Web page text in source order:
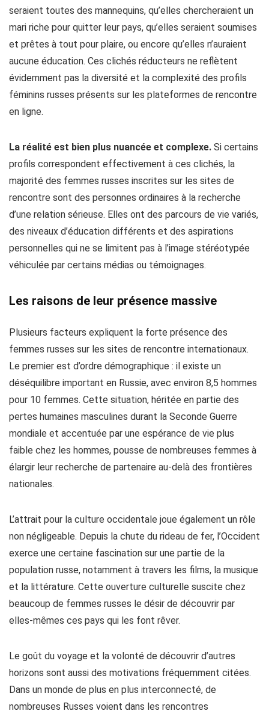
seraient toutes des mannequins, qu’elles chercheraient un
mari riche pour quitter leur pays, qu’elles seraient soumises
et prêtes à tout pour plaire, ou encore qu’elles n’auraient
aucune éducation. Ces clichés réducteurs ne reflètent
évidemment pas la diversité et la complexité des profils
féminins russes présents sur les plateformes de rencontre
en ligne.
La réalité est bien plus nuancée et complexe. Si certains
profils correspondent effectivement à ces clichés, la
majorité des femmes russes inscrites sur les sites de
rencontre sont des personnes ordinaires à la recherche
d’une relation sérieuse. Elles ont des parcours de vie variés,
des niveaux d’éducation différents et des aspirations
personnelles qui ne se limitent pas à l’image stéréotypée
véhiculée par certains médias ou témoignages.
Les raisons de leur présence massive
Plusieurs facteurs expliquent la forte présence des
femmes russes sur les sites de rencontre internationaux.
Le premier est d’ordre démographique : il existe un
déséquilibre important en Russie, avec environ 8,5 hommes
pour 10 femmes. Cette situation, héritée en partie des
pertes humaines masculines durant la Seconde Guerre
mondiale et accentuée par une espérance de vie plus
faible chez les hommes, pousse de nombreuses femmes à
élargir leur recherche de partenaire au-delà des frontières
nationales.
L’attrait pour la culture occidentale joue également un rôle
non négligeable. Depuis la chute du rideau de fer, l’Occident
exerce une certaine fascination sur une partie de la
population russe, notamment à travers les films, la musique
et la littérature. Cette ouverture culturelle suscite chez
beaucoup de femmes russes le désir de découvrir par
elles-mêmes ces pays qui les font rêver.
Le goût du voyage et la volonté de découvrir d’autres
horizons sont aussi des motivations fréquemment citées.
Dans un monde de plus en plus interconnecté, de
nombreuses Russes voient dans les rencontres